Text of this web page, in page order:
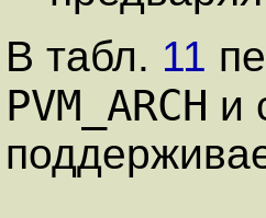
В табл. 11
PVM_ARCH и